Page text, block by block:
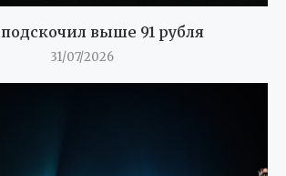
выше 91 рубля
31/07/2026